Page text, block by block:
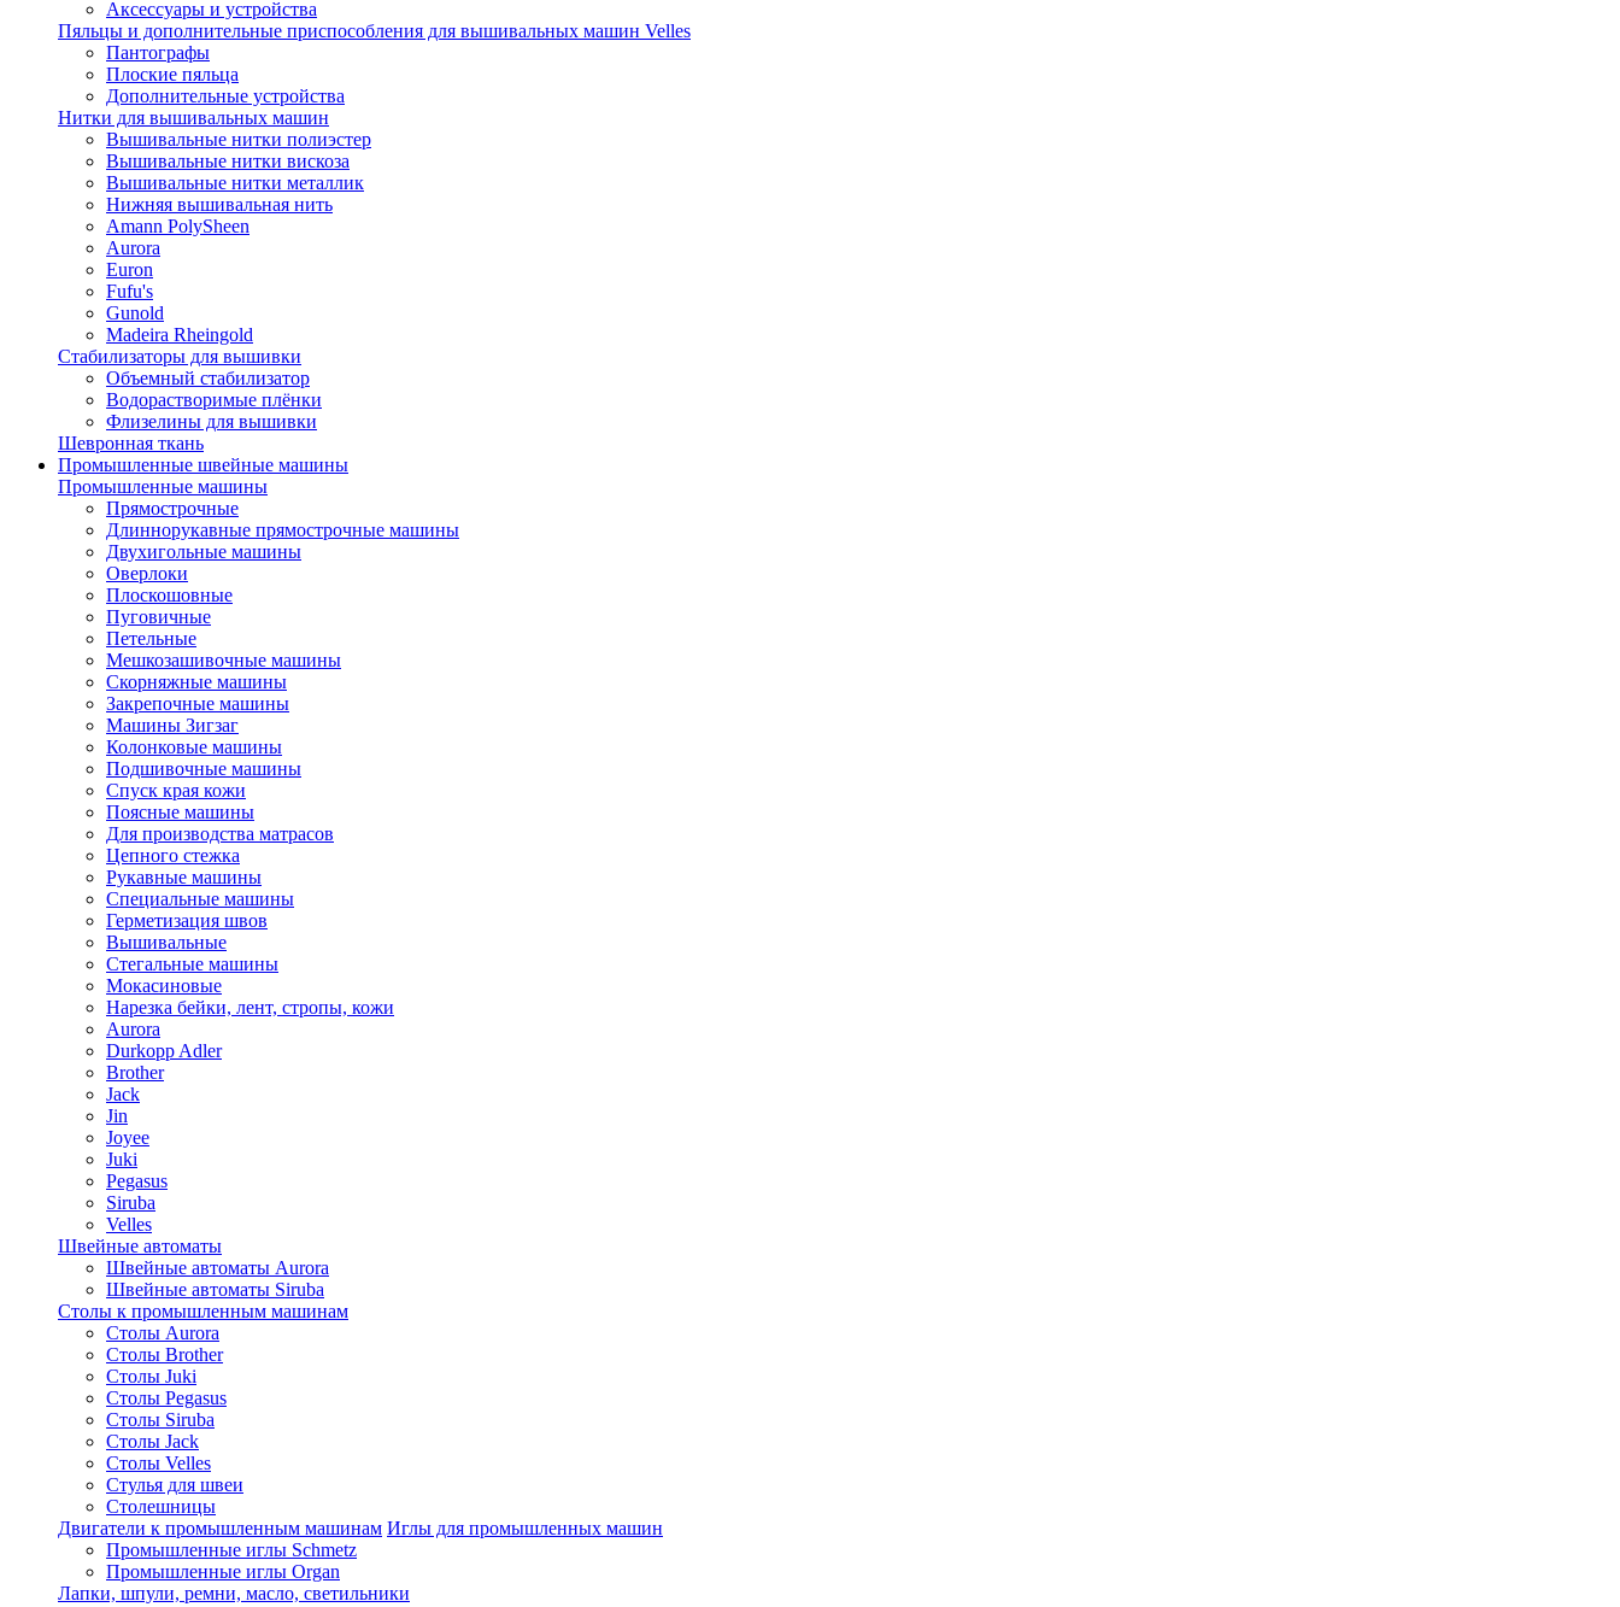
Аксессуары и устройства
Пяльцы и дополнительные приспособления для вышивальных машин Velles
Пантографы
Плоские пяльца
Дополнительные устройства
Нитки для вышивальных машин
Вышивальные нитки полиэстер
Вышивальные нитки вискоза
Вышивальные нитки металлик
Нижняя вышивальная нить
Amann PolySheen
Aurora
Euron
Fufu's
Gunold
Madeira Rheingold
Стабилизаторы для вышивки
Объемный стабилизатор
Водорастворимые плёнки
Флизелины для вышивки
Шевронная ткань
Промышленные швейные машины
Промышленные машины
Прямострочные
Длиннорукавные прямострочные машины
Двухигольные машины
Оверлоки
Плоскошовные
Пуговичные
Петельные
Мешкозашивочные машины
Скорняжные машины
Закрепочные машины
Машины Зигзаг
Колонковые машины
Подшивочные машины
Спуск края кожи
Поясные машины
Для производства матрасов
Цепного стежка
Рукавные машины
Специальные машины
Герметизация швов
Вышивальные
Стегальные машины
Мокасиновые
Нарезка бейки, лент, стропы, кожи
Aurora
Durkopp Adler
Brother
Jack
Jin
Joyee
Juki
Pegasus
Siruba
Velles
Швейные автоматы
Швейные автоматы Aurora
Швейные автоматы Siruba
Столы к промышленным машинам
Столы Aurora
Столы Brother
Столы Juki
Столы Pegasus
Столы Siruba
Столы Jack
Столы Velles
Стулья для швеи
Столешницы
Двигатели к промышленным машинам Иглы для промышленных машин
Промышленные иглы Schmetz
Промышленные иглы Organ
Лапки, шпули, ремни, масло, светильники